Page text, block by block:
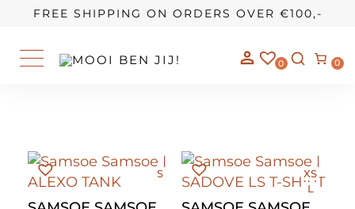
FREE SHIPPING ON ORDERS OVER €100,-
0 0
OUR STORY
S
XS
L